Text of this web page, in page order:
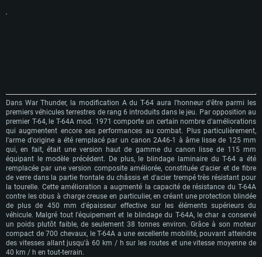
Dans War Thunder, la modification A du T-64 aura l'honneur d'être parmi les
premiers véhicules terrestres de rang 6 introduits dans le jeu. Par opposition au
premier T-64, le T-64A mod. 1971comporte un certain nombre d'améliorations
qui augmentent encore ses performances au combat. Plus particulièrement,
l'arme d'origine a été remplacé par un canon2А46-1 à âme lisse de 125 mm
qui, en fait, était une version haut de gamme du canon lisse de 115 mm
équipant le modèle précédent. De plus, le blindage laminaire du T-64 a été
remplacée par une version composite améliorée, constituée d'acier et de fibre
de verre dans la partie frontale du châssis et d'acier trempé très résistant pour
la tourelle. Cette amélioration a augmenté la capacité de résistance du T-64A
contre les obus à charge creuse en particulier, en créant une protection blindée
de plus de 450 mm d'épaisseur effective sur les éléments supérieurs du
véhicule. Malgré tout l'équipement et le blindage du T-64A, le char a conservé
un poids plutôt faible, de seulement 38 tonnes environ. Grâce à son moteur
compact de 700 chevaux, le T-64A a une excellente mobilité, pouvant atteindre
des vitesses allant jusqu'à 60 km / h sur les routes et une vitesse moyenne de
40 km / h en tout-terrain.